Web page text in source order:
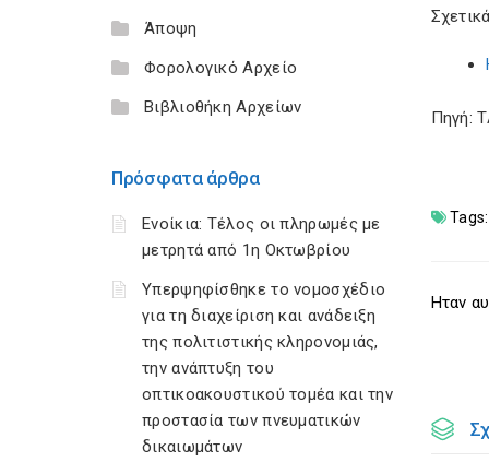
Άποψη
Φορολογικό Αρχείο
Βιβλιοθήκη Αρχείων
Πρόσφατα άρθρα
Ενοίκια: Τέλος οι πληρωμές με
μετρητά από 1η Οκτωβρίου
Υπερψηφίσθηκε το νομοσχέδιο
για τη διαχείριση και ανάδειξη
της πολιτιστικής κληρονομιάς,
την ανάπτυξη του
οπτικοακουστικού τομέα και την
προστασία των πνευματικών
δικαιωμάτων
Πηγή:
Tags:
Ηταν